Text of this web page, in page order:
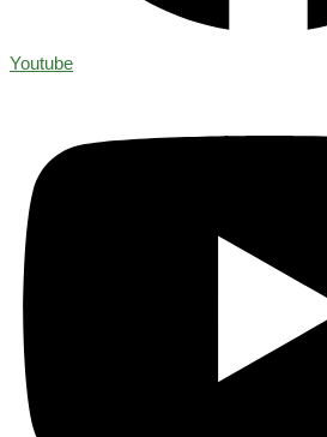
Youtube